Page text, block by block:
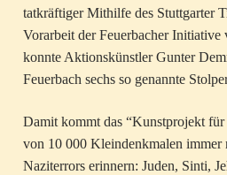
tatkräftiger Mithilfe des Stuttgarter
Vorarbeit der Feuerbacher Initiative
konnte Aktionskünstler Gunter
Feuerbach sechs so genannte
Damit kommt das “Kunstprojekt
von 10 000 Kleindenkmalen immer
Naziterrors erinnern: Juden, Sinti,